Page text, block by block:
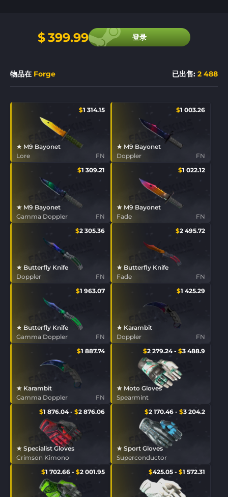
$399.99 登录
物品在 Forge 已出售: 2 488
$1 314.15
FN
★ M9 Bayonet
Lore
$1 003.26
FN
★ M9 Bayonet
Doppler
$1 309.21
FN
★ M9 Bayonet
Gamma Doppler
$1 022.12
FN
★ M9 Bayonet
Fade
$2 305.36
FN
★ Butterfly Knife
Doppler
$2 495.72
FN
★ Butterfly Knife
Fade
$1 963.07
FN
★ Butterfly Knife
Gamma Doppler
$1 425.29
FN
★ Karambit
Doppler
$1 887.74
FN
★ Karambit
Gamma Doppler
$2 279.24- $3 488.9
★ Moto Gloves
Spearmint
$1 876.04- $2 876.06
★ Specialist Gloves
Crimson Kimono
$2 170.46 - $3 204.2
★ Sport Gloves
Superconductor
$1 702.66 - $2 001.95 $425.05 - $1 572.31